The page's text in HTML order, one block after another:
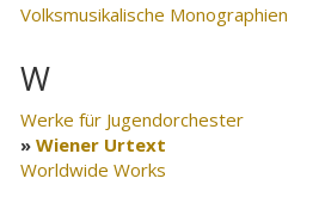
Volksmusikalische Monographien
W
Werke für Jugendorchester
Wiener Urtext
Worldwide Works